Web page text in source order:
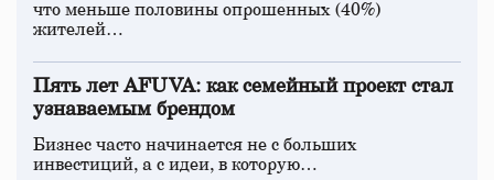
что меньше половины опрошенных (40%)
жителей…
Пять лет AFUVA: как семейный проект стал
узнаваемым брендом
Бизнес часто начинается не с больших
инвестиций, а с идеи, в которую…